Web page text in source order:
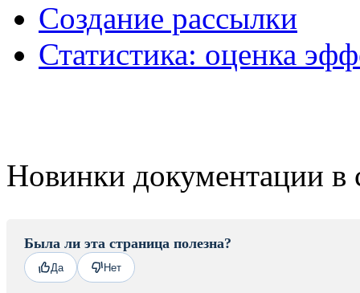
Создание рассылки
Статистика: оценка
Новинки документации в
Была ли эта страница полезна?
Да Нет